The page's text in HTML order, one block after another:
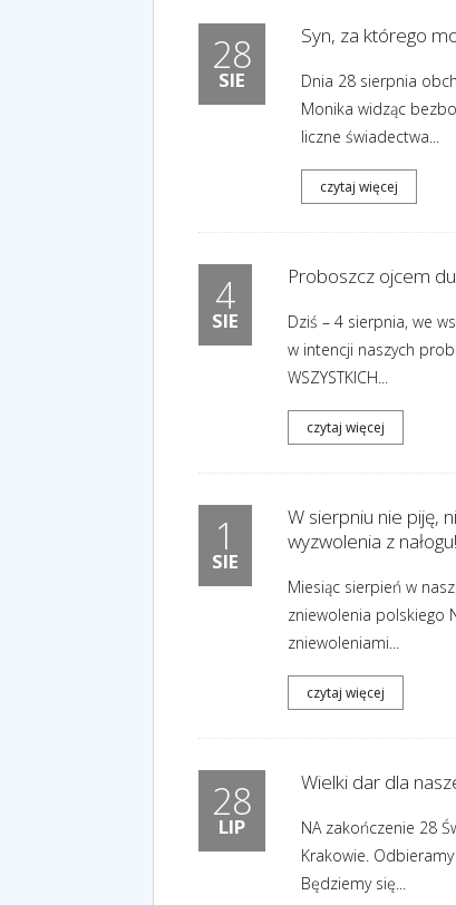
28
SIE
Syn, za którego
Dnia 28 sierpnia
Monika widząc
liczne świadectwa...
czytaj więcej
4
SIE
Proboszcz ojcem
Dziś – 4 sierpnia, we
w intencji naszych
WSZYSTKICH...
czytaj więcej
1
SIE
W sierpniu nie piję,
wyzwolenia z
Miesiąc sierpień w
zniewolenia polskiego
zniewoleniami...
czytaj więcej
28
LIP
Wielki dar dla
NA zakończenie 28
Krakowie.
Będziemy się...